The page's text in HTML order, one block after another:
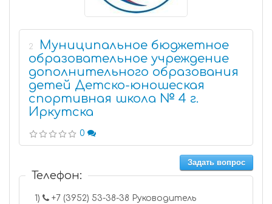
2
Муниципальное бюджетное
образовательное учреждение
дополнительного образования
детей Детско-юношеская
спортивная школа № 4 г.
Иркутска
0
Задать вопрос
Телефон:
1)